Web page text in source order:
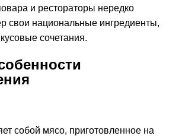
и рестораторы нередко
свои национальные ингредиенты,
сочетания.
собой мясо, приготовленное на